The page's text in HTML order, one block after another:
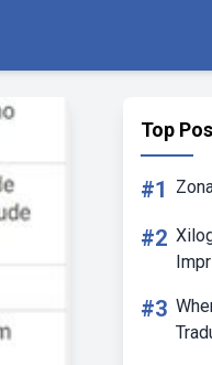
Top
#1
#2
#3